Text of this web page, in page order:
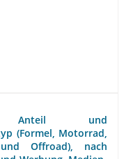
Anteil und
(Formel, Motorrad,
Offroad), nach